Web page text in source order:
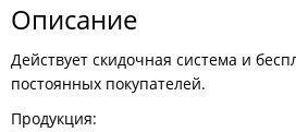
Описание
Действует скидочная система и
постоянных покупателей.
Продукция: